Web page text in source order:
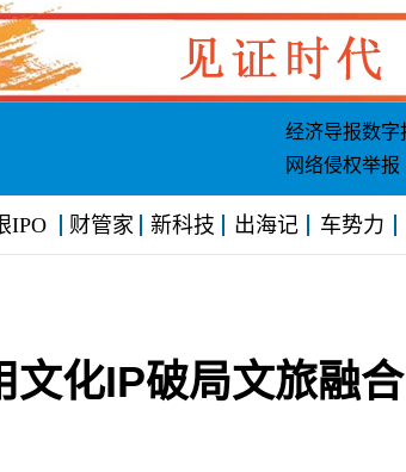
经济导报数字
网络侵权举报
IPO 财管家 新科技 出海记 车势力
文化IP破局文旅融合